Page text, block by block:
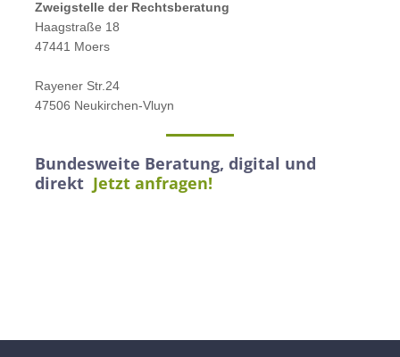
Zweigstelle der Rechtsberatung
Haagstraße 18
47441 Moers
Rayener Str.24
47506 Neukirchen-Vluyn
Bundesweite Beratung, digital und
direkt Jetzt anfragen!